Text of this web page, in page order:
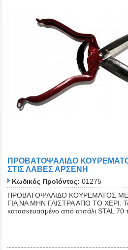
ΠΡΟΒΑΤΟΨΑΛΙΔΟ
ΣΤΙΣ ΛΑΒΕΣ ΑΡΣΕΝΗ
Κωδικός Προϊόντος: 01275
ΠΡΟΒΑΤΟΨΑΛΙΔΟ ΚΟΥΡΕΜΑΤΟΣ ΜΕ
ΓΙΑ ΝΑ ΜΗΝ ΓΛΙΣΤΡΑ ΑΠΟ ΤΟ ΧΕΡΙ. Το
κατασκευασμένο από ατσάλι STAL 70